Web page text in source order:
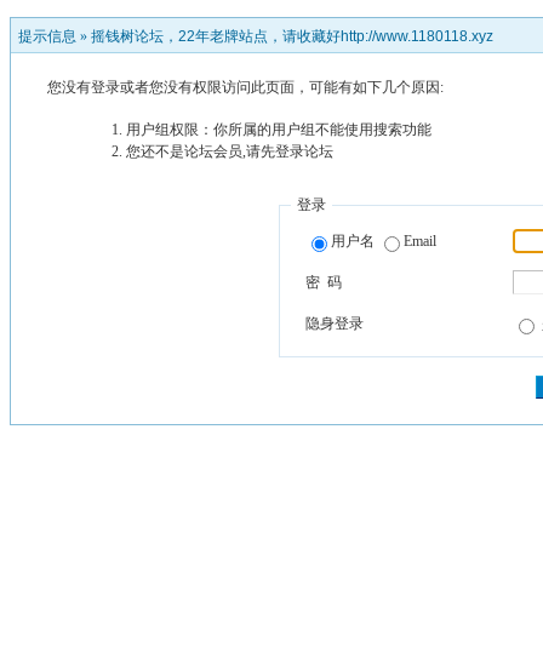
提示信息 » 摇钱树论坛，22年老牌站点，请收藏好http://www.1180118.xyz
您没有登录或者您没有权限访问此页面，可能有如下几个原因:
用户组权限：你所属的用户组不能使用搜索功能
您还不是论坛会员,请先登录论坛
登录
用户名 Email
密 码
隐身登录